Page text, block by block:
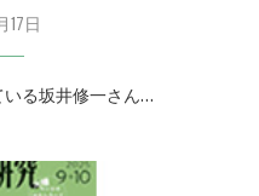
17日
る坂井修一さん…